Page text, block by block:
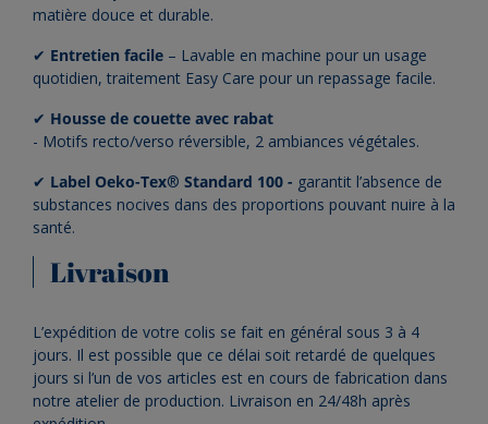
matière douce et durable.
✔ Entretien facile – Lavable en machine pour un usage
quotidien, traitement Easy Care pour un repassage facile.
✔ Housse de couette avec rabat
- Motifs recto/verso réversible, 2 ambiances végétales.
✔ Label Oeko-Tex® Standard 100 - garantit l’absence de
substances nocives dans des proportions pouvant nuire à la
santé.
Livraison
L’expédition de votre colis se fait en général sous 3 à 4
jours. Il est possible que ce délai soit retardé de quelques
jours si l’un de vos articles est en cours de fabrication dans
notre atelier de production. Livraison en 24/48h après